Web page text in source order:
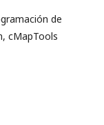
de
cMapTools